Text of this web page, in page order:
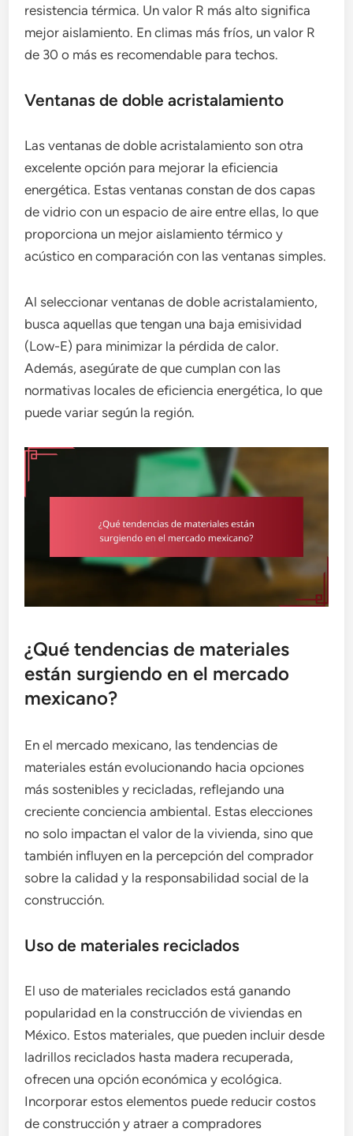
resistencia térmica. Un valor R más alto significa
mejor aislamiento. En climas más fríos, un valor R
de 30 o más es recomendable para techos.
Ventanas de doble acristalamiento
Las ventanas de doble acristalamiento son otra
excelente opción para mejorar la eficiencia
energética. Estas ventanas constan de dos capas
de vidrio con un espacio de aire entre ellas, lo que
proporciona un mejor aislamiento térmico y
acústico en comparación con las ventanas simples.
Al seleccionar ventanas de doble acristalamiento,
busca aquellas que tengan una baja emisividad
(Low-E) para minimizar la pérdida de calor.
Además, asegúrate de que cumplan con las
normativas locales de eficiencia energética, lo que
puede variar según la región.
¿Qué tendencias de materiales
están surgiendo en el mercado
mexicano?
En el mercado mexicano, las tendencias de
materiales están evolucionando hacia opciones
más sostenibles y recicladas, reflejando una
creciente conciencia ambiental. Estas elecciones
no solo impactan el valor de la vivienda, sino que
también influyen en la percepción del comprador
sobre la calidad y la responsabilidad social de la
construcción.
Uso de materiales reciclados
El uso de materiales reciclados está ganando
popularidad en la construcción de viviendas en
México. Estos materiales, que pueden incluir desde
ladrillos reciclados hasta madera recuperada,
ofrecen una opción económica y ecológica.
Incorporar estos elementos puede reducir costos
de construcción y atraer a compradores